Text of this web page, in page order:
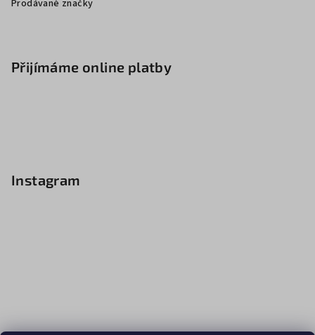
Prodávané značky
Přijímáme online platby
Instagram